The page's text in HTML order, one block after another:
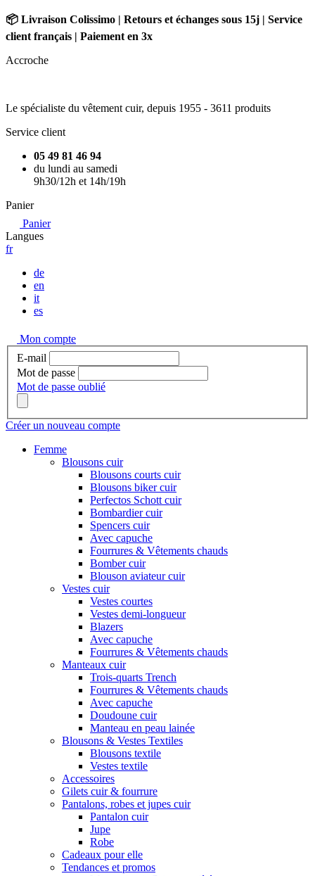
📦 Livraison Colissimo | Retours et échanges sous 15j | Service
client français | Paiement en 3x
Accroche
Le spécialiste du vêtement cuir, depuis 1955 - 3611 produits
Service client
05 49 81 46 94
du lundi au samedi
9h30/12h et 14h/19h
Panier
Panier
Langues
fr
de
en
it
es
Mon compte
E-mail
Mot de passe
Mot de passe oublié
Créer un nouveau compte
Femme
Blousons cuir
Blousons courts cuir
Blousons biker cuir
Perfectos Schott cuir
Bombardier cuir
Spencers cuir
Avec capuche
Fourrures & Vêtements chauds
Bomber cuir
Blouson aviateur cuir
Vestes cuir
Vestes courtes
Vestes demi-longueur
Blazers
Avec capuche
Fourrures & Vêtements chauds
Manteaux cuir
Trois-quarts Trench
Fourrures & Vêtements chauds
Avec capuche
Doudoune cuir
Manteau en peau lainée
Blousons & Vestes Textiles
Blousons textile
Vestes textile
Accessoires
Gilets cuir & fourrure
Pantalons, robes et jupes cuir
Pantalon cuir
Jupe
Robe
Cadeaux pour elle
Tendances et promos